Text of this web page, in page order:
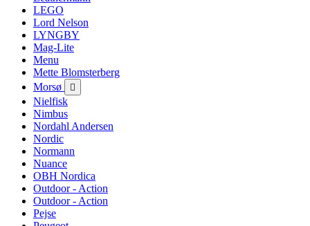
LEGO
Lord Nelson
LYNGBY
Mag-Lite
Menu
Mette Blomsterberg
Morsø

Nielfisk
Nimbus
Nordahl Andersen
Nordic
Normann
Nuance
OBH Nordica
Outdoor - Action
Outdoor - Action
Pejse